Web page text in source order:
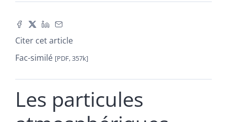
Citer cet article
Fac-similé [PDF, 357k]
Les particules